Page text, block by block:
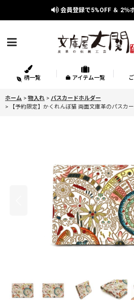
会員登録で5%OFF ＆ 2％
柄一覧 アイテム一覧
ホーム > 物入れ > パスカードホルダー
>
【予約限定】かくれんぼ猫 両面文庫革のパスカ